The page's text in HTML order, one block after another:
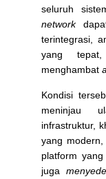
seluruh
network
terintegrasi,
yang
menghambat
Kondisi
meninjau
infrastruktur,
yang
platform
juga